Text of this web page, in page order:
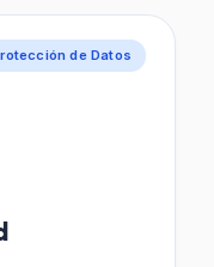
de Datos